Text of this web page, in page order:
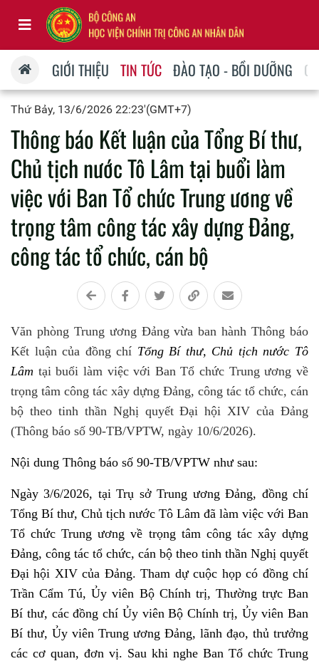
GIỚI THIỆU TIN TỨC ĐÀO TẠO - BỒI DƯỠNG
Thứ Bảy, 13/6/2026 22:23'(GMT+7)
Thông báo Kết luận của Tổng Bí thư,
Chủ tịch nước Tô Lâm tại buổi làm
việc với Ban Tổ chức Trung ương về
trọng tâm công tác xây dựng Đảng,
công tác tổ chức, cán bộ
Văn phòng Trung ương Đảng vừa ban hành Thông báo
Kết luận của đồng chí Tổng Bí thư, Chủ tịch nước Tô
Lâm tại buổi làm việc với Ban Tổ chức Trung ương về
trọng tâm công tác xây dựng Đảng, công tác tổ chức, cán
bộ theo tinh thần Nghị quyết Đại hội XIV của Đảng
(Thông báo số 90-TB/VPTW, ngày 10/6/2026).
Nội dung Thông báo số 90-TB/VPTW như sau:
Ngày 3/6/2026, tại Trụ sở Trung ương Đảng, đồng chí
Tổng Bí thư, Chủ tịch nước Tô Lâm đã làm việc với Ban
Tổ chức Trung ương về trọng tâm công tác xây dựng
Đảng, công tác tổ chức, cán bộ theo tinh thần Nghị quyết
Đại hội XIV của Đảng. Tham dự cuộc họp có đồng chí
Trần Cẩm Tú, Ủy viên Bộ Chính trị, Thường trực Ban
Bí thư, các đồng chí Ủy viên Bộ Chính trị, Ủy viên Ban
Bí thư, Ủy viên Trung ương Đảng, lãnh đạo, thủ trưởng
các cơ quan, đơn vị. Sau khi nghe Ban Tổ chức Trung